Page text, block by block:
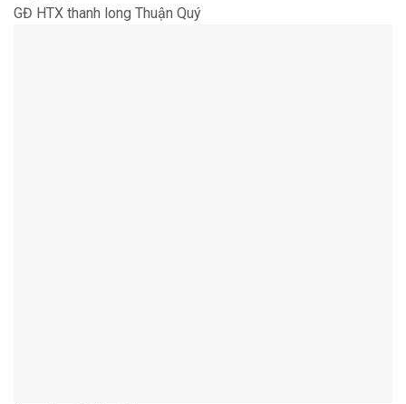
GĐ HTX thanh long Thuận Quý